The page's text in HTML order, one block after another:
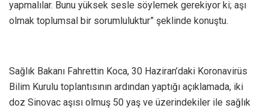
yapmalılar. Bunu yüksek sesle söylemek gerekiyor ki; aşı
olmak toplumsal bir sorumluluktur” şeklinde konuştu.
Sağlık Bakanı Fahrettin Koca, 30 Haziran’daki Koronavirüs
Bilim Kurulu toplantısının ardından yaptığı açıklamada, iki
doz Sinovac aşısı olmuş 50 yaş ve üzerindekiler ile sağlık